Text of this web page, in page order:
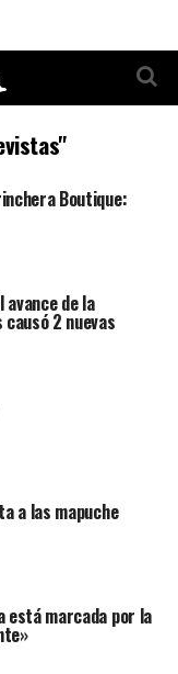
Boutique:
avance de la
2 nuevas
a las mapuche
está marcada por la